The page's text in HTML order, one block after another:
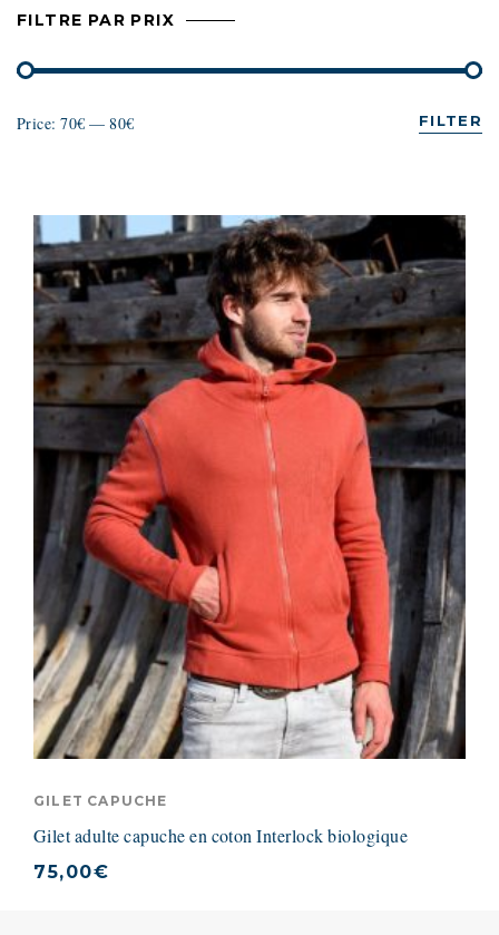
GILET CAPUCHE
Gilet adulte capuche en coton Interlock biologique
75,00€
FILTRE PAR PRIX
FILTER
Price:70€ —80€